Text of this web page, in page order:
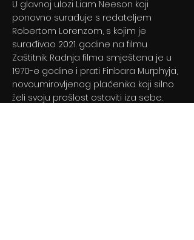
U glavnoj ulozi Liam Neeson koji
ponovno surađuje s redateljem
Robertom Lorenzom, s kojim je
surađivao 2021. godine na filmu
Zaštitnik. Radnja filma smještena je u
1970-e godine i prati Finbara Murphyja,
novoumirovljenog plaćenika koji silno
želi svoju prošlost ostaviti iza sebe.